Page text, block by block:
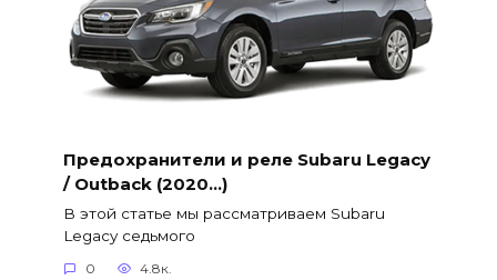
Предохранители и реле Subaru Legacy
/ Outback (2020…)
В этой статье мы рассматриваем Subaru
Legacy седьмого
0 4.8к.